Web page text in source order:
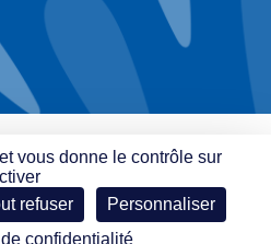
vous donne le contrôle sur
refuser
Personnaliser
confidentialité